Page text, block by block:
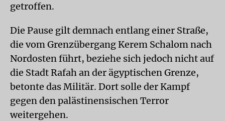
getroffen.
Die Pause gilt demnach entlang einer Straße,
die vom Grenzübergang Kerem Schalom nach
Nordosten führt, beziehe sich jedoch nicht auf
die Stadt Rafah an der ägyptischen Grenze,
betonte das Militär. Dort solle der Kampf
gegen den palästinensischen Terror
weitergehen.